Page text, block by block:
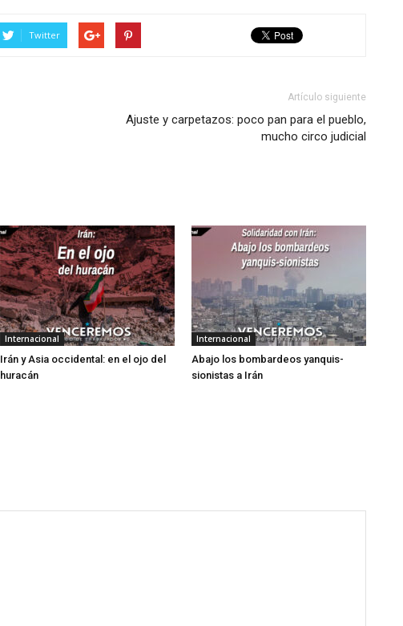
Twitter
Artículo siguiente
Ajuste y carpetazos: poco pan para el pueblo,
mucho circo judicial
Internacional
Irán y Asia occidental: en el ojo del
huracán
Internacional
Abajo los bombardeos yanquis-
sionistas a Irán